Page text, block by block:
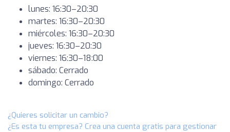
lunes: 16:30–20:30
martes: 16:30–20:30
miércoles: 16:30–20:30
jueves: 16:30–20:30
viernes: 16:30–18:00
sábado: Cerrado
domingo: Cerrado
¿Quieres solicitar un cambio?
¿Es esta tu empresa? Crea una cuenta gratis para gestionar